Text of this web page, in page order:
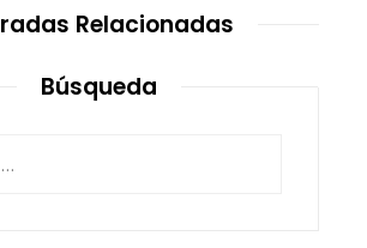
Relacionadas
Búsqueda